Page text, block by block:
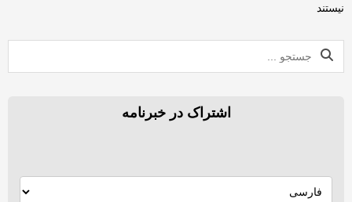
نیستند
اشتراک در خبرنامه